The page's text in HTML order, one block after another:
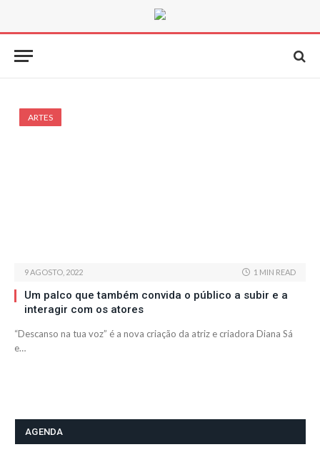
ARTES
9 AGOSTO, 2022 1 MIN READ
Um palco que também convida o público a subir e a
interagir com os atores
“Descanso na tua voz” é a nova criação da atriz e criadora Diana Sá
e…
AGENDA